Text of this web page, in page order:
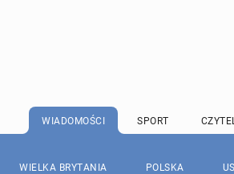
WIADOMOŚCI SPORT
WIELKA BRYTANIA POLSKA